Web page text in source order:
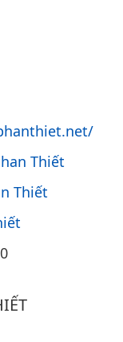
Thiết
Thiết